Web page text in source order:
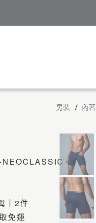
｜2件
免運
男裝 內著